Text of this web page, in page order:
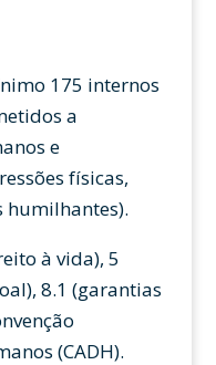
175 internos
a
e
físicas,
humilhantes).
à vida), 5
8.1 (garantias
(CADH).